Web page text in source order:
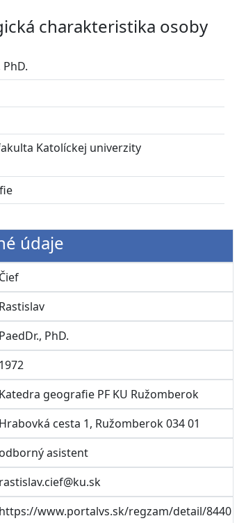
charakteristika osoby
Katolíckej univerzity
údaje
Čief
Rastislav
PaedDr., PhD.
1972
Katedra geografie PF KU Ružomberok
Hrabovká cesta 1, Ružomberok 034 01
odborný asistent
rastislav.cief@ku.sk
https://www.portalvs.sk/regzam/detail/8440